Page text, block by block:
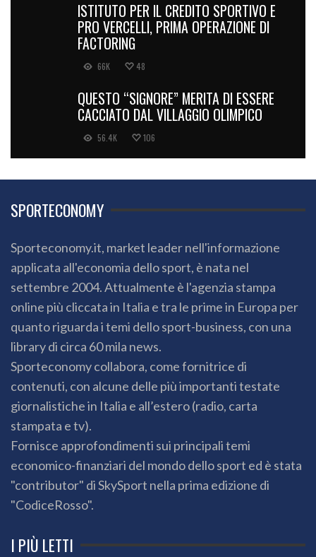
ISTITUTO PER IL CREDITO SPORTIVO E
PRO VERCELLI, PRIMA OPERAZIONE DI
FACTORING
66K 48
QUESTO “SIGNORE” MERITA DI ESSERE
CACCIATO DAL VILLAGGIO OLIMPICO
56.4K 106
SPORTECONOMY
Sporteconomy.it, market leader nell'informazione
applicata all'economia dello sport, è nata nel
settembre 2004. Attualmente è l'agenzia stampa
online più cliccata in Italia e tra le prime in Europa per
quanto riguarda i temi dello sport-business, con una
library di circa 60 mila news.
Sporteconomy collabora, come fornitrice di
contenuti, con alcune delle più importanti testate
giornalistiche in Italia e all’estero (radio, carta
stampata e tv).
Fornisce approfondimenti sui principali temi
economico-finanziari del mondo dello sport ed è stata
"contributor" di SkySport nella prima edizione di
"CodiceRosso".
I PIÙ LETTI